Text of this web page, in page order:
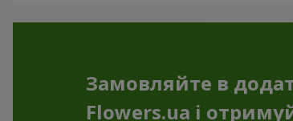
Замовляйте в
Flowers.ua і